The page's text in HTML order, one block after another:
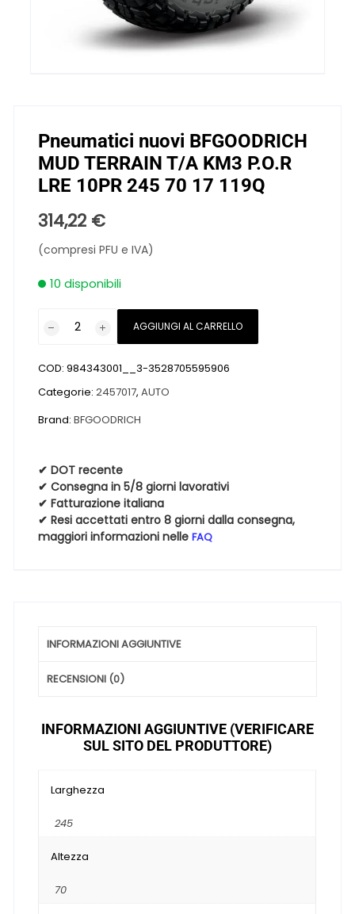
Pneumatici nuovi BFGOODRICH
MUD TERRAIN T/A KM3 P.O.R
LRE 10PR 245 70 17 119Q
314,22 €
(compresi PFU e IVA)
10 disponibili
MUD
TERRAIN
LRE
10PR
245
70
17
AGGIUNGI AL CARRELLO
COD:984343001__3-3528705595906
Categorie:2457017,AUTO
Brand:BFGOODRICH
✔ DOT recente
✔ Consegna in 5/8 giorni lavorativi
✔ Fatturazione italiana
✔ Resi accettati entro 8 giorni dalla consegna,
maggiori informazioni nelleFAQ
INFORMAZIONI AGGIUNTIVE
RECENSIONI (0)
INFORMAZIONI AGGIUNTIVE (VERIFICARE
SUL SITO DEL PRODUTTORE)
Larghezza
245
Altezza
70